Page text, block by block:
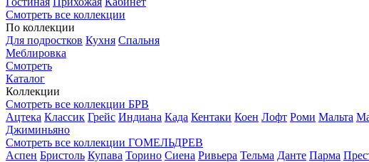
Смотреть все коллекции
По коллекции
Для подростков Кухня Спальня
Меблировка
Смотреть
Каталог
Коллекции
Смотреть все коллекции БРВ
Ацтека Классик Грейс Индиана Када Кентаки Коен Лофт Роми Мальта
Джиминьяно
Смотреть все коллекции ГОМЕЛЬДРЕВ
Аспен Бристоль Купава Торино Сиена Ривьера Тельма Данте Парма